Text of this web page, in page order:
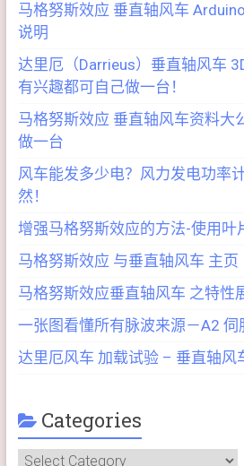
马格努斯效应 垂直轴风车
说明
达里厄（Darrieus）垂直轴风车
有兴趣都可自己做一台！
马格努斯效应 垂直轴风车资料大
做一台
风车能发多少电？风力发电功率
然！
增强马格努斯效应的方法-使用叶
马格努斯效应 与垂直轴风车 主页
马格努斯效应垂直轴风车 之特性
一张图看懂所有脉波来源－A2 伺
达里厄风车 加载试验 – 垂直轴风
Categories
Categories